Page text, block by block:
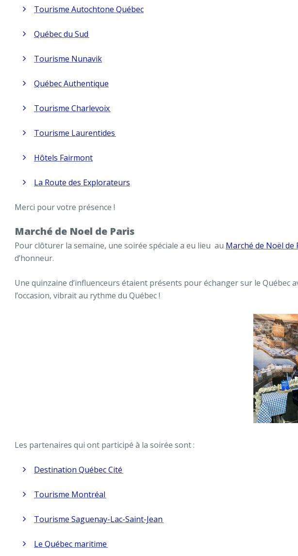
Tourisme Autochtone Québec
Québec du Sud
Tourisme Nunavik
Québec Authentique
Tourisme Charlevoix
Tourisme Laurentides
Hôtels Fairmont
La Route des Explorateurs
Merci pour votre présence !
Marché de Noel de Paris
Pour clôturer la semaine, une soirée spéciale a eu lieu au Marché de Noël de
d’honneur.
Une quinzaine d’influenceurs étaient présents pour échanger sur le Québec
l’occasion, vibrait au rythme du Québec !
Les partenaires qui ont participé à la soirée sont :
Destination Québec Cité
Tourisme Montréal
Tourisme Saguenay-Lac-Saint-Jean
Le Québec maritime